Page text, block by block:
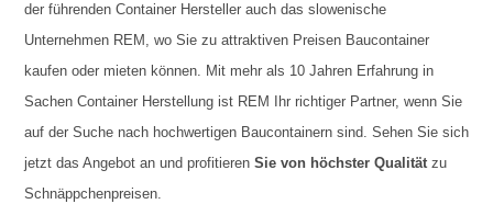
der führenden Container Hersteller auch das slowenische
Unternehmen REM, wo Sie zu attraktiven Preisen Baucontainer
kaufen oder mieten können. Mit mehr als 10 Jahren Erfahrung in
Sachen Container Herstellung ist REM Ihr richtiger Partner, wenn Sie
auf der Suche nach hochwertigen Baucontainern sind. Sehen Sie sich
jetzt das Angebot an und profitieren Sie von höchster Qualitätzu
Schnäppchenpreisen.